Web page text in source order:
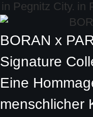
BORAN x
Signature
Eine
menschlicher